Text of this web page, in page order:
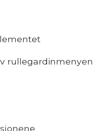
rullegardinmenyen